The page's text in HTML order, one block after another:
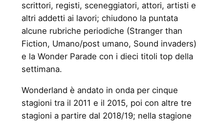
scrittori, registi, sceneggiatori, attori, artisti e
altri addetti ai lavori; chiudono la puntata
alcune rubriche periodiche (Stranger than
Fiction, Umano/post umano, Sound invaders)
e la Wonder Parade con i dieci titoli top della
settimana.
Wonderland è andato in onda per cinque
stagioni tra il 2011 e il 2015, poi con altre tre
stagioni a partire dal 2018/19; nella stagione